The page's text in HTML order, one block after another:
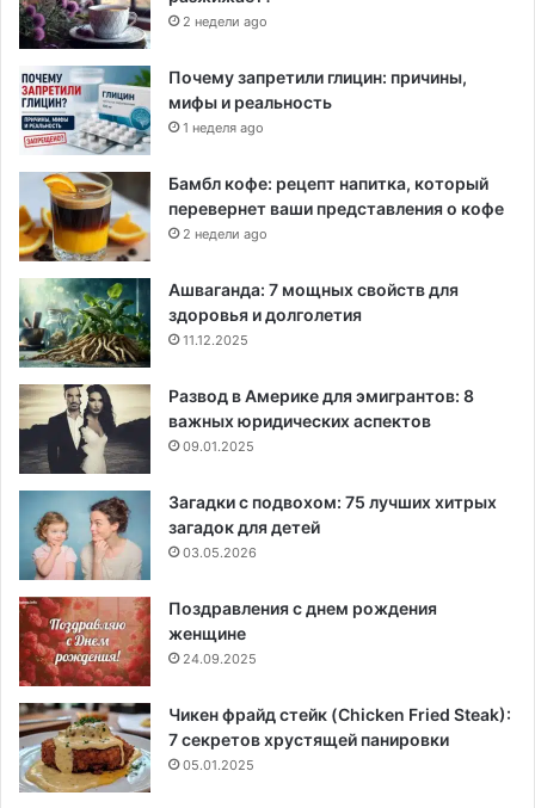
2 недели ago
Почему запретили глицин: причины,
мифы и реальность
1 неделя ago
Бамбл кофе: рецепт напитка, который
перевернет ваши представления о кофе
2 недели ago
Ашваганда: 7 мощных свойств для
здоровья и долголетия
11.12.2025
Развод в Америке для эмигрантов: 8
важных юридических аспектов
09.01.2025
Загадки с подвохом: 75 лучших хитрых
загадок для детей
03.05.2026
Поздравления с днем рождения
женщине
24.09.2025
Чикен фрайд стейк (Chicken Fried Steak):
7 секретов хрустящей панировки
05.01.2025